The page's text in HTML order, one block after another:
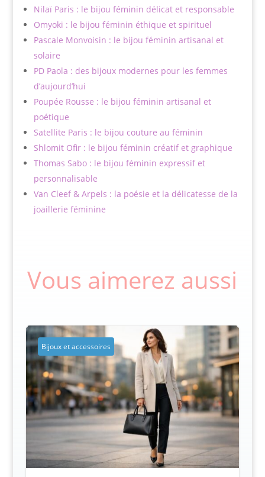
Nilaï Paris : le bijou féminin délicat et responsable
Omyoki : le bijou féminin éthique et spirituel
Pascale Monvoisin : le bijou féminin artisanal et
solaire
PD Paola : des bijoux modernes pour les femmes
d’aujourd’hui
Poupée Rousse : le bijou féminin artisanal et
poétique
Satellite Paris : le bijou couture au féminin
Shlomit Ofir : le bijou féminin créatif et graphique
Thomas Sabo : le bijou féminin expressif et
personnalisable
Van Cleef & Arpels : la poésie et la délicatesse de la
joaillerie féminine
Vous aimerez aussi
Bijoux et accessoires